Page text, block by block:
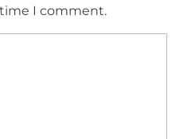
I comment.